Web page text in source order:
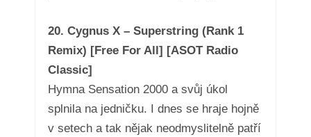
20. Cygnus X – Superstring (Rank 1
Remix) [Free For All] [ASOT Radio
Classic]
Hymna Sensation 2000 a svůj úkol
splnila na jedničku. I dnes se hraje hojně
v setech a tak nějak neodmyslitelně patří